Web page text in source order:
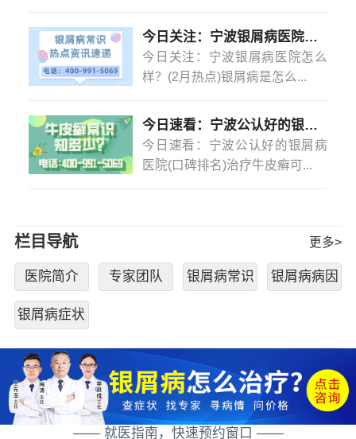
今日关注：宁波银屑病医院怎么样？(2月热点)银屑病是怎么染上的？
今日关注：宁波银屑病医院怎么
样？(2月热点)银屑病是怎么...
今日速看：宁波公认好的银屑病医院(口碑排名)治疗牛皮癣可以不吃药不打针吗？
今日速看：宁波公认好的银屑病
医院(口碑排名)治疗牛皮癣可...
栏目导航 更多>
医院简介 专家团队 银屑病常识 银屑病病因
银屑病症状
—— 就医指南，快速预约窗口 ——